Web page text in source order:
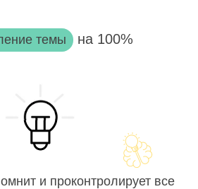
темы на 100%
и проконтролирует все